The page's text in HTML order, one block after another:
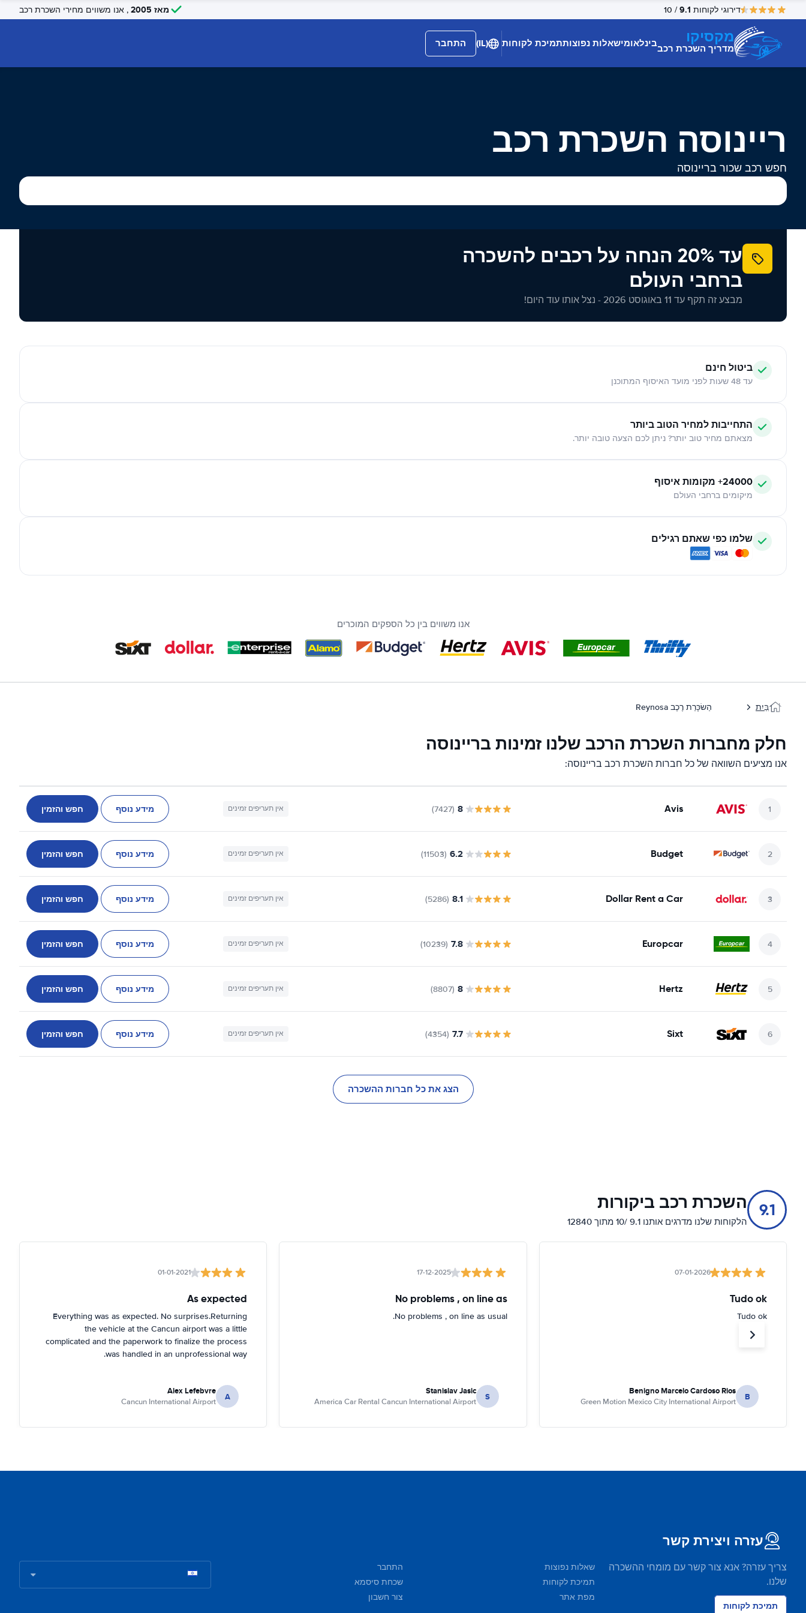
דירוגי לקוחות 9.1
/ 10 מאז 2005 , אנו משווים מחירי השכרת רכב
מקסיקו
מדריך השכרת רכבבינלאומישאלות נפוצותתמיכת לקוחות (IL) התחבר
ריינוסה השכרת רכב
חפש רכב שכור בריינוסה
עד 20% הנחה על רכבים להשכרה
ברחבי העולם
מבצע זה תקף עד 11 באוגוסט 2026 - נצל אותו עוד היום!
ביטול חינם
עד 48 שעות לפני מועד האיסוף המתוכנן
התחייבות למחיר הטוב ביותר
מצאתם מחיר טוב יותר? ניתן לכם הצעה טובה יותר.
24000+ מקומות איסוף
מיקומים ברחבי העולם
שלמו כפי שאתם רגילים
אנו משווים בין כל הספקים המוכרים
בַּיִת הַשׂכָּרַת רֶכֶב Reynosa
חלק מחברות השכרת הרכב שלנו זמינות בריינוסה
אנו מציעים השוואה של כל חברות השכרת רכב בריינוסה:
Avis
8
(7427) אין תעריפים זמינים מידע נוסף חפש והזמין
Budget
6.2
(11503) אין תעריפים זמינים מידע נוסף חפש והזמין
Dollar Rent a Car
8.1
(5286) אין תעריפים זמינים מידע נוסף חפש והזמין
Europcar
7.8
(10239) אין תעריפים זמינים מידע נוסף חפש והזמין
Hertz
8
(8807) אין תעריפים זמינים מידע נוסף חפש והזמין
Sixt
7.7
(4354) אין תעריפים זמינים מידע נוסף חפש והזמין
הצג את כל חברות ההשכרה
9.1 השכרת רכב ביקורות
הלקוחות שלנו מדרגים אותנו 9.1 /10 מתוך 12840
07-01-2026
Tudo ok
Tudo ok
B
Benigno Marcelo Cardoso Rios
Green Motion Mexico City International Airport
17-12-2025
No problems , on line as
No problems , on line as usual.
S
Stanislav Jasic
America Car Rental Cancun International Airport
01-01-2021
As expected
Everything was as expected. No surprises.Returning
the vehicle at the Cancun airport was a little
complicated and the paperwork to finalize the process
was handled in an unprofessional way.
A
Alex Lefebvre
Cancun International Airport
עזרה ויצירת קשר
צריך עזרה? אנא צור קשר עם מומחי ההשכרה
שלנו.
תמיכת לקוחות
שאלות נפוצות
תמיכת לקוחות
מפת אתר
התחבר
שכחת סיסמא
צור חשבון